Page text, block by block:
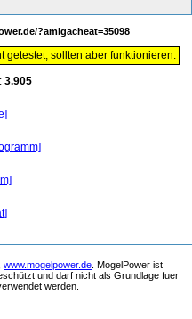
?amigacheat=35098
getestet, sollten aber funktionieren.
3.905
www.mogelpower.de . MogelPower ist
und darf nicht als Grundlage fuer
werden.